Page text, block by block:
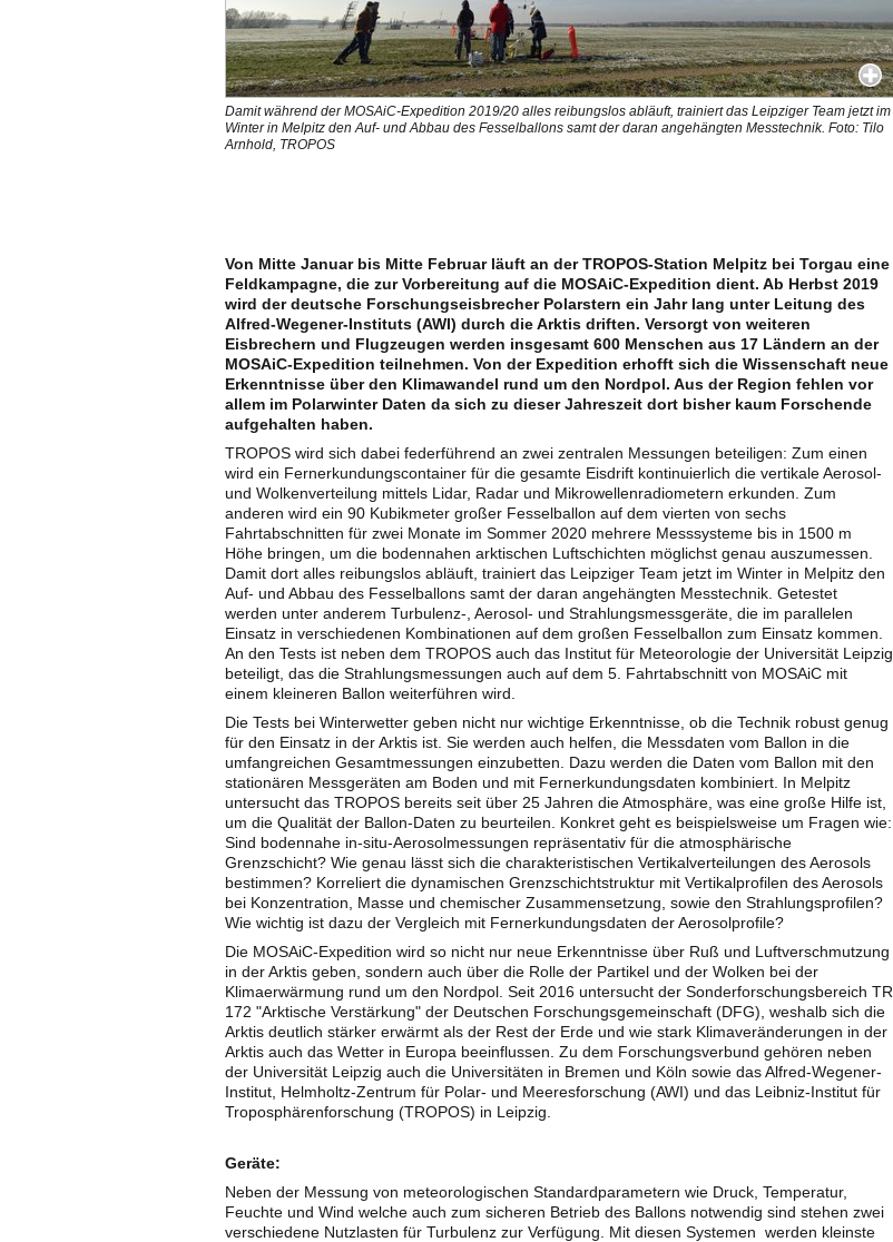
Damit während der MOSAiC-Expedition 2019/20 alles reibungslos abläuft, trainiert das Leipziger Team jetzt im
Winter in Melpitz den Auf- und Abbau des Fesselballons samt der daran angehängten Messtechnik. Foto: Tilo
Arnhold, TROPOS
Von Mitte Januar bis Mitte Februar läuft an der TROPOS-Station Melpitz bei Torgau eine
Feldkampagne, die zur Vorbereitung auf die MOSAiC-Expedition dient. Ab Herbst 2019
wird der deutsche Forschungseisbrecher Polarstern ein Jahr lang unter Leitung des
Alfred-Wegener-Instituts (AWI) durch die Arktis driften. Versorgt von weiteren
Eisbrechern und Flugzeugen werden insgesamt 600 Menschen aus 17 Ländern an der
MOSAiC-Expedition teilnehmen. Von der Expedition erhofft sich die Wissenschaft neue
Erkenntnisse über den Klimawandel rund um den Nordpol. Aus der Region fehlen vor
allem im Polarwinter Daten da sich zu dieser Jahreszeit dort bisher kaum Forschende
aufgehalten haben.
TROPOS wird sich dabei federführend an zwei zentralen Messungen beteiligen: Zum einen
wird ein Fernerkundungscontainer für die gesamte Eisdrift kontinuierlich die vertikale Aerosol-
und Wolkenverteilung mittels Lidar, Radar und Mikrowellenradiometern erkunden. Zum
anderen wird ein 90 Kubikmeter großer Fesselballon auf dem vierten von sechs
Fahrtabschnitten für zwei Monate im Sommer 2020 mehrere Messsysteme bis in 1500 m
Höhe bringen, um die bodennahen arktischen Luftschichten möglichst genau auszumessen.
Damit dort alles reibungslos abläuft, trainiert das Leipziger Team jetzt im Winter in Melpitz den
Auf- und Abbau des Fesselballons samt der daran angehängten Messtechnik. Getestet
werden unter anderem Turbulenz-, Aerosol- und Strahlungsmessgeräte, die im parallelen
Einsatz in verschiedenen Kombinationen auf dem großen Fesselballon zum Einsatz kommen.
An den Tests ist neben dem TROPOS auch das Institut für Meteorologie der Universität Leipzig
beteiligt, das die Strahlungsmessungen auch auf dem 5. Fahrtabschnitt von MOSAiC mit
einem kleineren Ballon weiterführen wird.
Die Tests bei Winterwetter geben nicht nur wichtige Erkenntnisse, ob die Technik robust genug
für den Einsatz in der Arktis ist. Sie werden auch helfen, die Messdaten vom Ballon in die
umfangreichen Gesamtmessungen einzubetten. Dazu werden die Daten vom Ballon mit den
stationären Messgeräten am Boden und mit Fernerkundungsdaten kombiniert. In Melpitz
untersucht das TROPOS bereits seit über 25 Jahren die Atmosphäre, was eine große Hilfe ist,
um die Qualität der Ballon-Daten zu beurteilen. Konkret geht es beispielsweise um Fragen wie:
Sind bodennahe in-situ-Aerosolmessungen repräsentativ für die atmosphärische
Grenzschicht? Wie genau lässt sich die charakteristischen Vertikalverteilungen des Aerosols
bestimmen? Korreliert die dynamischen Grenzschichtstruktur mit Vertikalprofilen des Aerosols
bei Konzentration, Masse und chemischer Zusammensetzung, sowie den Strahlungsprofilen?
Wie wichtig ist dazu der Vergleich mit Fernerkundungsdaten der Aerosolprofile?
Die MOSAiC-Expedition wird so nicht nur neue Erkenntnisse über Ruß und Luftverschmutzung
in der Arktis geben, sondern auch über die Rolle der Partikel und der Wolken bei der
Klimaerwärmung rund um den Nordpol. Seit 2016 untersucht der Sonderforschungsbereich TR
172 "Arktische Verstärkung" der Deutschen Forschungsgemeinschaft (DFG), weshalb sich die
Arktis deutlich stärker erwärmt als der Rest der Erde und wie stark Klimaveränderungen in der
Arktis auch das Wetter in Europa beeinflussen. Zu dem Forschungsverbund gehören neben
der Universität Leipzig auch die Universitäten in Bremen und Köln sowie das Alfred-Wegener-
Institut, Helmholtz-Zentrum für Polar- und Meeresforschung (AWI) und das Leibniz-Institut für
Troposphärenforschung (TROPOS) in Leipzig.
Geräte:
Neben der Messung von meteorologischen Standardparametern wie Druck, Temperatur,
Feuchte und Wind welche auch zum sicheren Betrieb des Ballons notwendig sind stehen zwei
verschiedene Nutzlasten für Turbulenz zur Verfügung. Mit diesen Systemen werden kleinste